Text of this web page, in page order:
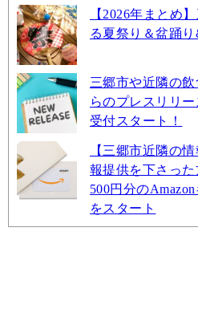
【2026年まとめ
る夏祭り＆盆踊
三郷市や近隣の
らのプレスリリ
受付スタート！
【三郷市近隣の
報提供を下さっ
500円分の
をスタート